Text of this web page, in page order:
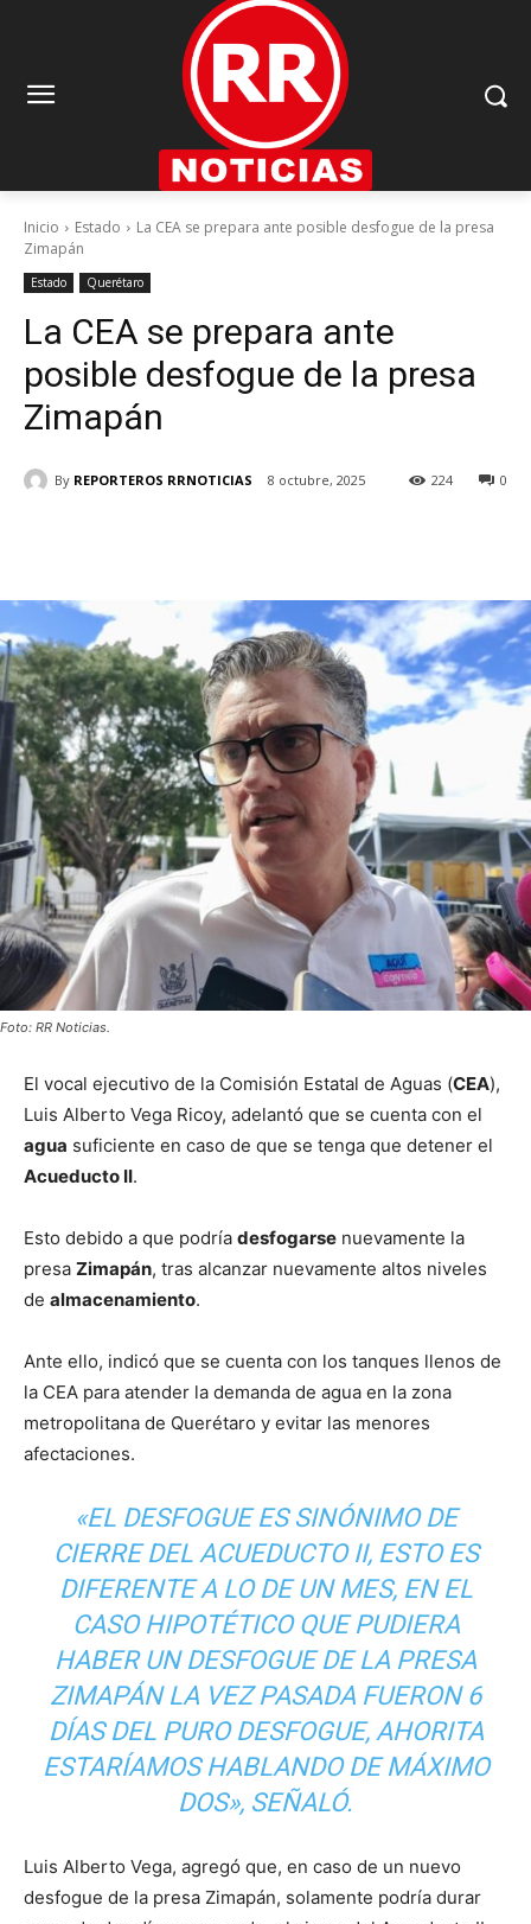
Inicio Estado
La CEA se prepara ante posible desfogue de la presa
Zimapán
Estado Querétaro
La CEA se prepara ante
posible desfogue de la presa
Zimapán
By REPORTEROS RRNOTICIAS 8 octubre, 2025 0
224
Foto: RR Noticias.
El vocal ejecutivo de la Comisión Estatal de Aguas (CEA),
Luis Alberto Vega Ricoy, adelantó que se cuenta con el
agua suficiente en caso de que se tenga que detener el
Acueducto II.
Esto debido a que podría desfogarse nuevamente la
presa Zimapán, tras alcanzar nuevamente altos niveles
de almacenamiento.
Ante ello, indicó que se cuenta con los tanques llenos de
la CEA para atender la demanda de agua en la zona
metropolitana de Querétaro y evitar las menores
afectaciones.
«EL DESFOGUE ES SINÓNIMO DE
CIERRE DEL ACUEDUCTO II, ESTO ES
DIFERENTE A LO DE UN MES, EN EL
CASO HIPOTÉTICO QUE PUDIERA
HABER UN DESFOGUE DE LA PRESA
ZIMAPÁN LA VEZ PASADA FUERON 6
DÍAS DEL PURO DESFOGUE, AHORITA
ESTARÍAMOS HABLANDO DE MÁXIMO
DOS», SEÑALÓ.
Luis Alberto Vega, agregó que, en caso de un nuevo
desfogue de la presa Zimapán, solamente podría durar